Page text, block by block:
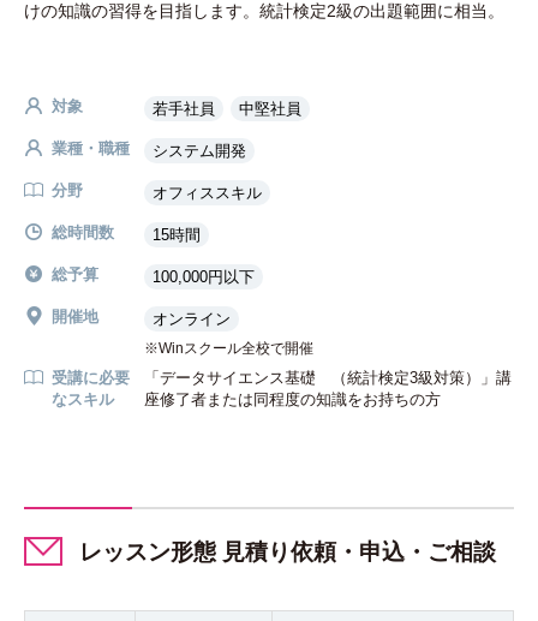
けの知識の習得を目指します。統計検定2級の出題範囲に相当。
対象 若手社員 中堅社員
業種・職種 システム開発
分野 オフィススキル
総時間数 15時間
総予算 100,000円以下
開催地 オンライン
Winスクール全校で開催
受講に必要
なスキル
「データサイエンス基礎 （統計検定3級対策）」講
座修了者または同程度の知識をお持ちの方
レッスン形態 見積り依頼・申込・ご相談